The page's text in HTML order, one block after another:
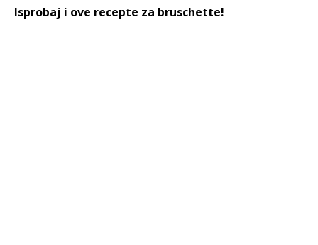
Isprobaj i ove recepte za bruschette!